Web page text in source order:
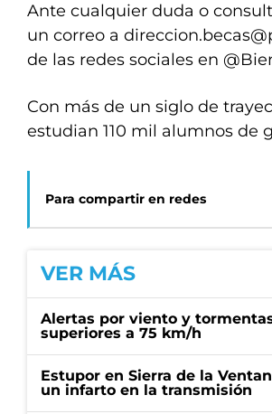
Ante cualquier duda o
un correo a
de las redes sociales en
Con más de un siglo de
estudian 110 mil alumnos de
Para compartir en redes
VER MÁS
Alertas por viento y
superiores a 75 km/h
Estupor en Sierra de la
un infarto en la transmisión